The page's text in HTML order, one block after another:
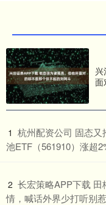
面
1 杭州配资公司 固态
池ETF（561910）涨超
2 长宏策略APP下载
情，喊话外界少打听别